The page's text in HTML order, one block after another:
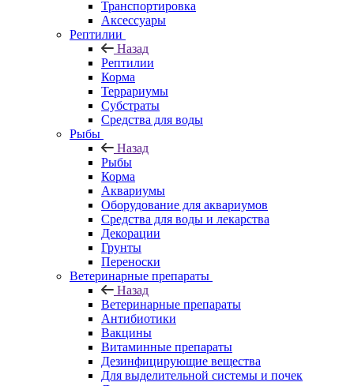
Транспортировка
Аксессуары
Рептилии
Назад
Рептилии
Корма
Террариумы
Субстраты
Средства для воды
Рыбы
Назад
Рыбы
Корма
Аквариумы
Оборудование для аквариумов
Средства для воды и лекарства
Декорации
Грунты
Переноски
Ветеринарные препараты
Назад
Ветеринарные препараты
Антибиотики
Вакцины
Витаминные препараты
Дезинфицирующие вещества
Для выделительной системы и почек